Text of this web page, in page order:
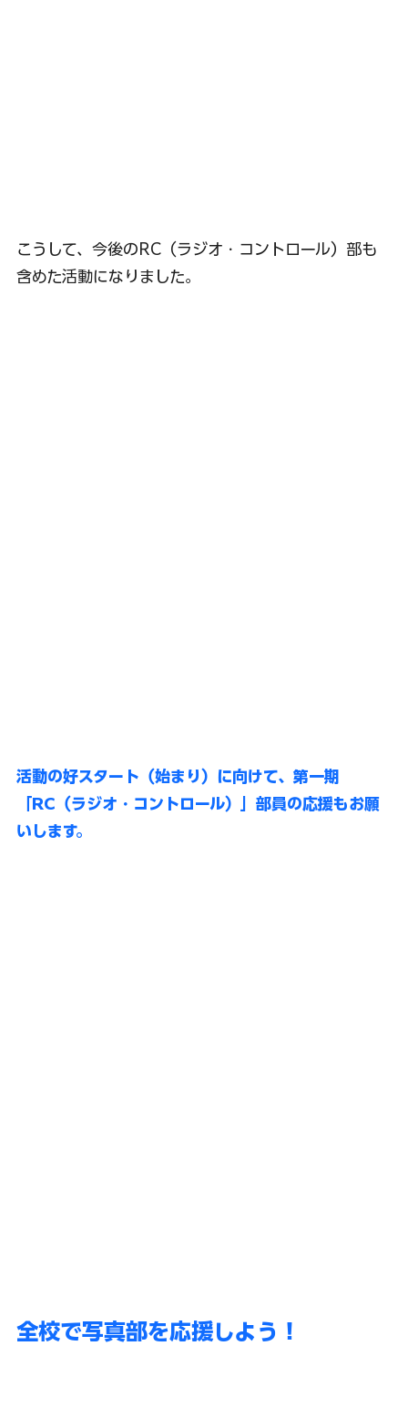
こうして、今後のRC（ラジオ・コントロール）部も
含めた活動になりました。
活動の好スタート（始まり）に向けて、第一期
「RC（ラジオ・コントロール）」部員の応援もお願
いします。
全校で写真部を応援しよう！